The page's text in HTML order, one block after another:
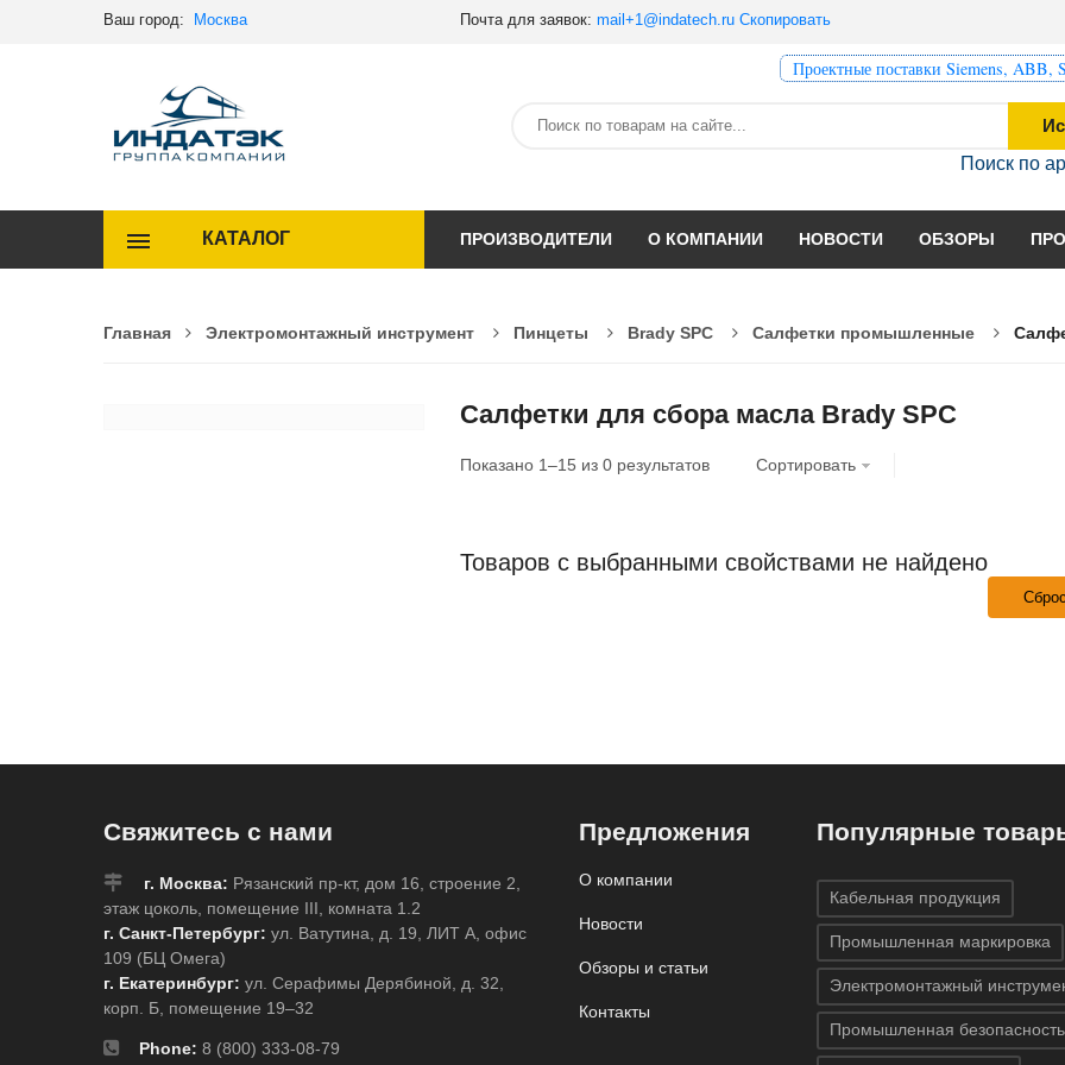
Ваш город: Москва Почта для заявок: mail+1@indatech.ru Скопировать
Проектные поставки Siemens, ABB,
Поиск по
КАТАЛОГ ПРОИЗВОДИТЕЛИ О КОМПАНИИ НОВОСТИ ОБЗОРЫ
Главная Электромонтажный инструмент Пинцеты Brady SPC Салфетки промышленные
Салфетки для сбора масла Brady SPC
Показано 1–15 из 0 результатов Сортировать
Товаров с выбранными свойствами не найдено
Свяжитесь с нами
г. Москва: Рязанский пр-кт, дом 16, строение 2,
этаж цоколь, помещение III, комната 1.2
г. Санкт-Петербург: ул. Ватутина, д. 19, ЛИТ А, офис
109 (БЦ Омега)
г. Екатеринбург: ул. Серафимы Дерябиной, д. 32,
корп. Б, помещение 19–32
Phone: 8 (800) 333-08-79
Предложения
О компании
Новости
Обзоры и статьи
Контакты
Популярные
Кабельная продукция
Промышленная маркировка
Электромонтажный
Промышленная безопасность